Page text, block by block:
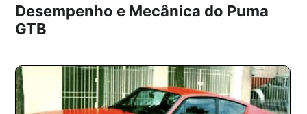
Desempenho e Mecânica do Puma
GTB